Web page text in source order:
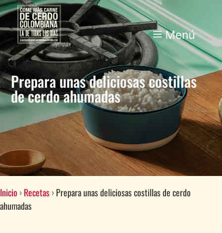
Prepara unas deliciosas costillas
de cerdo ahumadas
Inicio ›Recetas›Prepara unas deliciosas costillas de cerdo
ahumadas